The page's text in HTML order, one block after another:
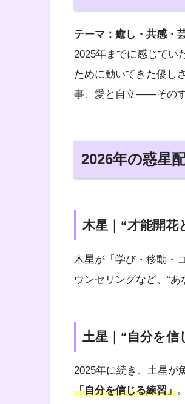
テーマ：癒し・共感・
2025年までに感じてい
ために動いてきた優し
事、愛と自立――そのす
2026年の惑星
木星｜“才能開花
木星が「学び・移動・
ウンセリングなど、“
土星｜“自分を信
2025年に続き、土星が
「自分を信じる練習」